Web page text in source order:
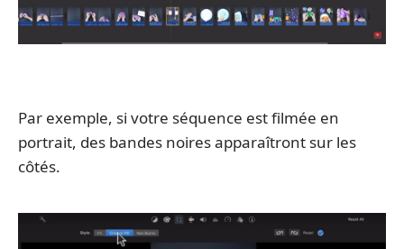
Par exemple, si votre séquence est filmée en
portrait, des bandes noires apparaîtront sur les
côtés.